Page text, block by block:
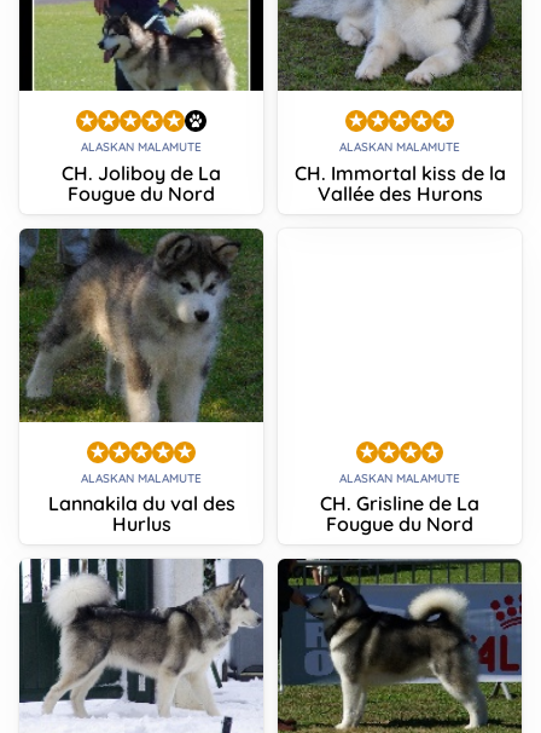
ALASKAN MALAMUTE
CH. Joliboy de La
Fougue du Nord
ALASKAN MALAMUTE
CH. Immortal kiss de la
Vallée des Hurons
ALASKAN MALAMUTE
Lannakila du val des
Hurlus
ALASKAN MALAMUTE
CH. Grisline de La
Fougue du Nord